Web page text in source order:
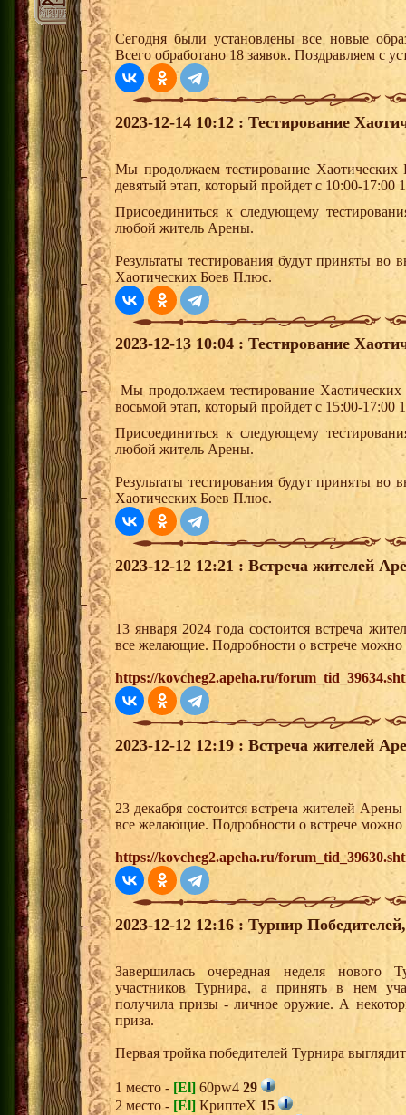
Сегодня были установлены все новые
Всего обработано 18 заявок. Поздравляем с
2023-12-14 10:12 : Тестирование
Мы продолжаем тестирование
девятый этап, который пройдет с 10:00-17:00
Присоединиться к следующему
любой житель Арены.
Результаты тестирования будут приняты во
Хаотических Боев Плюс.
2023-12-13 10:04 : Тестирование
Мы продолжаем тестирование
восьмой этап, который пройдет с 15:00-17:00
Присоединиться к следующему
любой житель Арены.
Результаты тестирования будут приняты во
Хаотических Боев Плюс.
2023-12-12 12:21 : Встреча жителей
13 января 2024 года состоится встреча
все желающие. Подробности о встрече можно
https://kovcheg2.apeha.ru/
2023-12-12 12:19 : Встреча жителей
23 декабря состоится встреча жителей
все желающие. Подробности о встрече можно
https://kovcheg2.apeha.ru/
2023-12-12 12:16 : Турнир
Завершилась очередная неделя нового
участников Турнира, а принять в нем
получила призы - личное оружие. А
приза.
Первая тройка победителей Турнира
1 место - [El] 60pw4 29
2 место - [El] КриптеХ 15